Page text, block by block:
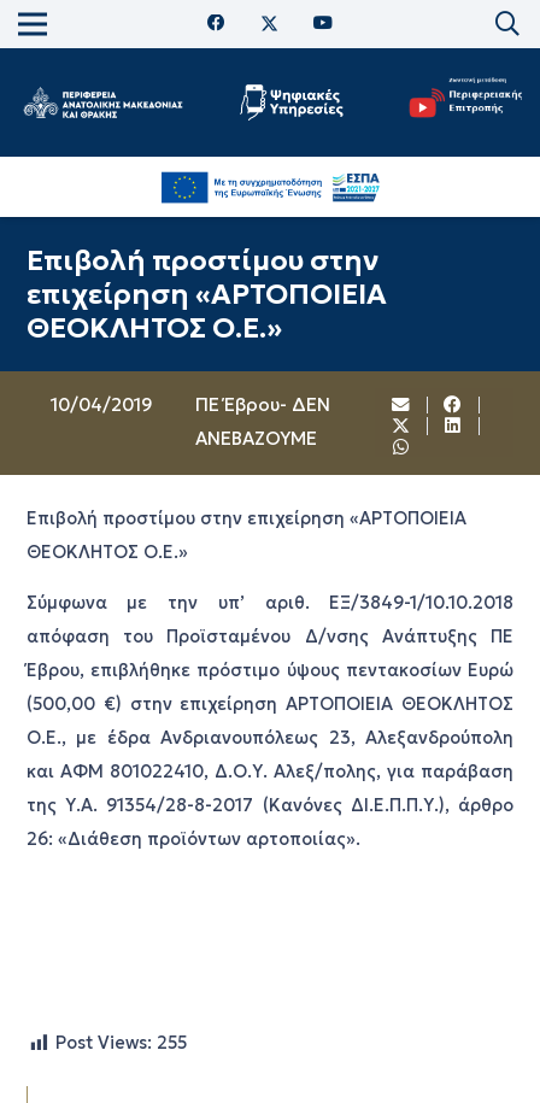
Επιβολή προστίμου στην
επιχείρηση «ΑΡΤΟΠΟΙΕΙΑ
ΘΕΟΚΛΗΤΟΣ Ο.Ε.»
10/04/2019
ΠΕ Έβρου- ΔΕΝ
ΑΝΕΒΑΖΟΥΜΕ
Επιβολή προστίμου στην επιχείρηση «ΑΡΤΟΠΟΙΕΙΑ
ΘΕΟΚΛΗΤΟΣ Ο.Ε.»
Σύμφωνα με την υπ’ αριθ. ΕΞ/3849-1/10.10.2018
απόφαση του Προϊσταμένου Δ/νσης Ανάπτυξης ΠΕ
Έβρου, επιβλήθηκε πρόστιμο ύψους πεντακοσίων Ευρώ
(500,00 €) στην επιχείρηση ΑΡΤΟΠΟΙΕΙΑ ΘΕΟΚΛΗΤΟΣ
Ο.Ε., με έδρα Ανδριανουπόλεως 23, Αλεξανδρούπολη
και ΑΦΜ 801022410, Δ.Ο.Υ. Αλεξ/πολης, για παράβαση
της Υ.Α. 91354/28-8-2017 (Κανόνες ΔΙ.Ε.Π.Π.Υ.), άρθρο
26: «Διάθεση προϊόντων αρτοποιίας».
Post Views: 255